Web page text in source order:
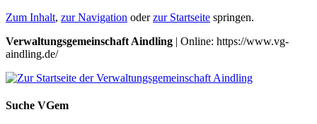
Zum Inhalt, zur Navigation oderzur Startseite springen.
Verwaltungsgemeinschaft Aindling | Online: https://www.vg-
aindling.de/
Suche VGem